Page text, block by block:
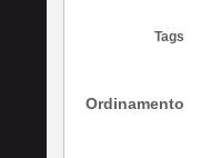
Tags
Ordinamento